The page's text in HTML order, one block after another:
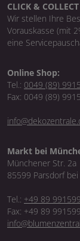
CLICK & COLLECT
Wir stellen Ihre
Vorauskasse (mit
eine
Online Shop:
Tel.: 0049 (89)
Fax: 0049 (89)
Markt bei
Münchener Str. 2a
85599 Parsdorf
Tel.: +49 89
Fax: +49 89